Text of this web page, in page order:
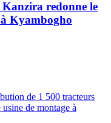
redonne le
Kyambogho